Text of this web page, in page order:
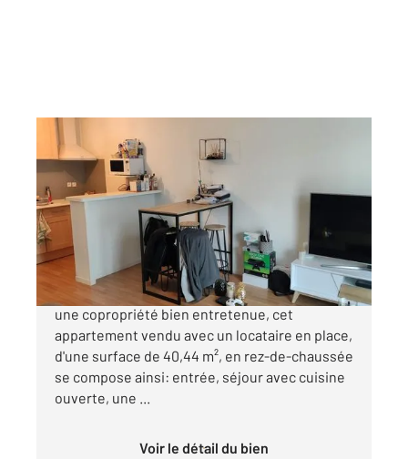
VANNES 56
40,44 m 2, 2 pièces
Ref : 3116
Appartement F2 à vendre
159 000 €
A proximité de la gare et du centre ville, dans
une copropriété bien entretenue, cet
appartement vendu avec un locataire en place,
d'une surface de 40,44 m², en rez-de-chaussée
se compose ainsi: entrée, séjour avec cuisine
ouverte, une ...
Voir le détail du bien